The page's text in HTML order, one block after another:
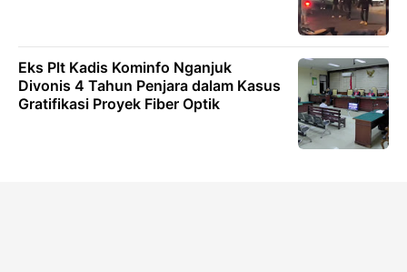
Eks Plt Kadis Kominfo Nganjuk
Divonis 4 Tahun Penjara dalam Kasus
Gratifikasi Proyek Fiber Optik